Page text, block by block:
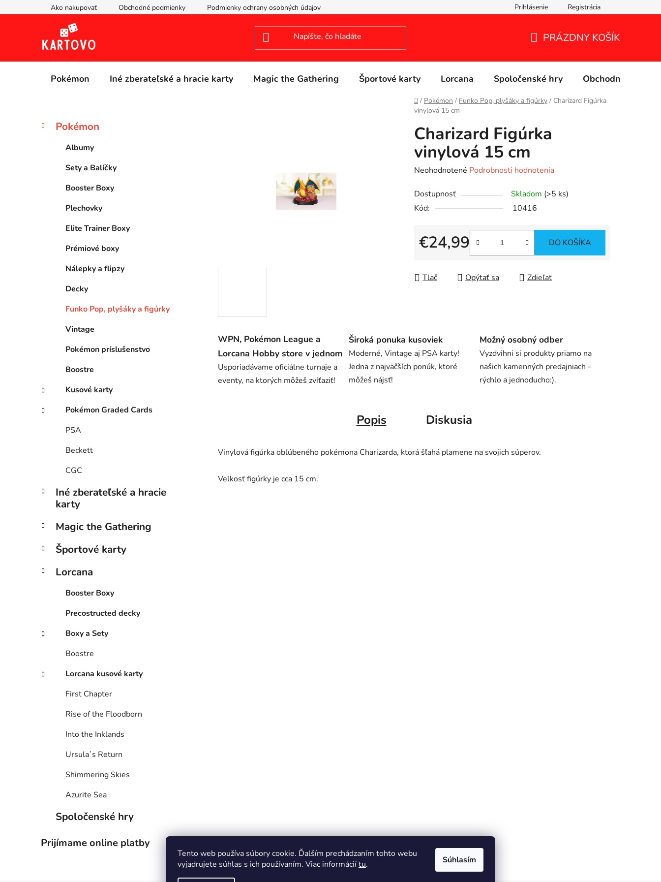
Tento web používa súbory cookie. Ďalším prechádzaním tohto webu
vyjadrujete súhlas s ich používaním. Viac informáciítu. Súhlasím
na
Ako nakupovať Obchodné podmienky Podmienky ochrany osobných údajov Prihlásenie Registrácia
KOŠÍK
PRÁZDNY KOŠÍK
Pokémon Iné zberateľské a hracie karty Magic the Gathering Športové karty Lorcana Spoločenské hry Obchodné
Domov
/ Pokémon / Funko Pop, plyšáky a figúrky / Charizard Figúrka
vinylová 15 cm
BPreskočiť
kategórie
K
a
Pokémon
Albumy
Sety a Balíčky
Booster Boxy
Plechovky
Elite Trainer Boxy
Prémiové boxy
Nálepky a flipzy
Decky
Funko Pop, plyšáky a figúrky
Vintage
Pokémon príslušenstvo
Boostre
Kusové karty
Pokémon Graded Cards
PSA
Beckett
CGC
Iné zberateľské a hracie
karty
Magic the Gathering
Športové karty
Lorcana
Booster Boxy
Precostructed decky
Boxy a Sety
Boostre
Lorcana kusové karty
First Chapter
Rise of the Floodborn
Into the Inklands
Ursula´s Return
Shimmering Skies
Azurite Sea
Spoločenské hry
Prijímame online platby
Charizard Figúrka
vinylová 15 cm
Priemerné
produktu
je
Neohodnotené Podrobnosti hodnotenia
Dostupnosť Skladom (>5 ks)
Kód:
10416
€24,99
Jednotková cena:
DO KOŠÍKA
Tlač Opýtať sa Zdieľať
WPN, Pokémon League a
Lorcana Hobby store v jednom
Usporiadávame oficiálne turnaje a
eventy, na ktorých môžeš zvíťaziť!
Široká ponuka kusoviek
Moderné, Vintage aj PSA karty!
Jedna z najväčších ponúk, ktoré
môžeš nájsť!
Možný osobný odber
Vyzdvihni si produkty priamo na
našich kamenných predajniach -
rýchlo a jednoducho:).
Popis Diskusia
Vinylová figúrka obľúbeného pokémona Charizarda, ktorá šľahá plamene na svojich súperov.
Velkosť figúrky je cca 15 cm.